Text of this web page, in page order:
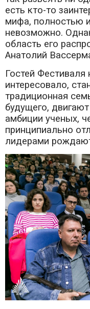
есть кто-то
мифа, полностью
невозможно.
область его
Анатолий
Гостей
интересовало,
традиционная
будущего,
амбиции ученых,
принципиально
лидерами